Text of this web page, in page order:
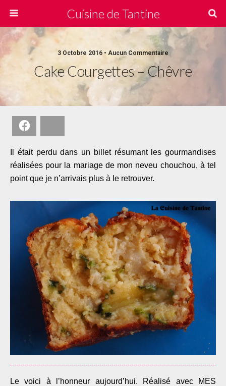
Cuisine de Tantine
3 Octobre 2016 • Aucun Commentaire
Cake Courgettes – Chêvre
Il était perdu dans un billet résumant les gourmandises
réalisées pour la mariage de mon neveu chouchou, à tel
point que je n’arrivais plus à le retrouver.
Le voici à l’honneur aujourd’hui. Réalisé avec MES